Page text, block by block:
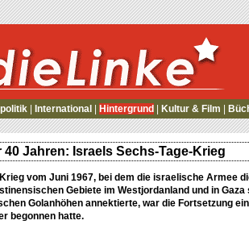
International Hintergrund Kultur & Film
40 Jahren: Israels Sechs-Tage-Krieg
vom Juni 1967, bei dem die israelische Armee
Gebiete im Westjordanland und in
Golanhöhen annektierte, war die Fortsetzung
begonnen hatte.